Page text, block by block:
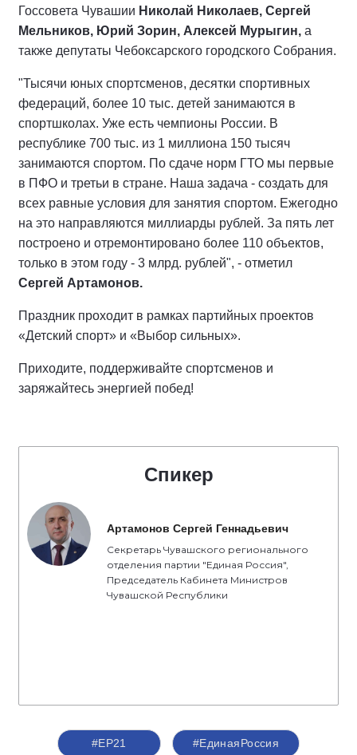
Госсовета Чувашии Николай Николаев, Сергей
Мельников, Юрий Зорин, Алексей Мурыгин, а
также депутаты Чебоксарского городского Собрания.
"Тысячи юных спортсменов, десятки спортивных
федераций, более 10 тыс. детей занимаются в
спортшколах. Уже есть чемпионы России. В
республике 700 тыс. из 1 миллиона 150 тысяч
занимаются спортом. По сдаче норм ГТО мы первые
в ПФО и третьи в стране. Наша задача - создать для
всех равные условия для занятия спортом. Ежегодно
на это направляются миллиарды рублей. За пять лет
построено и отремонтировано более 110 объектов,
только в этом году - 3 млрд. рублей", - отметил
Сергей Артамонов.
Праздник проходит в рамках партийных проектов
«Детский спорт» и «Выбор сильных».
Приходите, поддерживайте спортсменов и
заряжайтесь энергией побед!
Спикер
Артамонов Сергей Геннадьевич
Секретарь Чувашского регионального
отделения партии "Единая Россия",
Председатель Кабинета Министров
Чувашской Республики
#ЕР21 #ЕдинаяРоссия